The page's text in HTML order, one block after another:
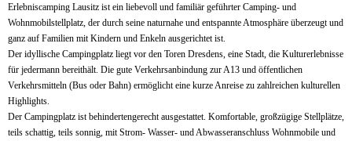
Erlebniscamping Lausitz ist ein liebevoll und familiär geführter Camping- und
Wohnmobilstellplatz, der durch seine naturnahe und entspannte Atmosphäre überzeugt und
ganz auf Familien mit Kindern und Enkeln ausgerichtet ist.
Der idyllische Campingplatz liegt vor den Toren Dresdens, eine Stadt, die Kulturerlebnisse
für jedermann bereithält. Die gute Verkehrsanbindung zur A13 und öffentlichen
Verkehrsmitteln (Bus oder Bahn) ermöglicht eine kurze Anreise zu zahlreichen kulturellen
Highlights.
Der Campingplatz ist behindertengerecht ausgestattet. Komfortable, großzügige Stellplätze,
teils schattig, teils sonnig, mit Strom- Wasser- und Abwasseranschluss Wohnmobile und